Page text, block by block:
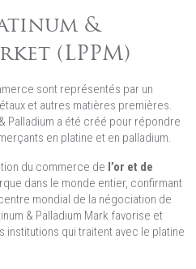
&
(LPPM)
sont représentés par un
et autres matières premières.
Palladium a été créé pour répondre
en platine et en palladium.
du commerce de l’or et de
dans le monde entier, confirmant
mondial de la négociation de
& Palladium Mark favorise et
qui traitent avec le platine